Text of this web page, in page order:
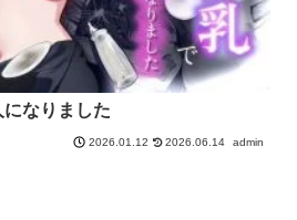
なりました
2026.01.12 2026.06.14 admin